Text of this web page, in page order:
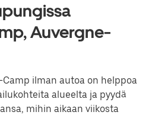
Auvergne-
ilman autoa on helppoa
alueelta ja pyydä
mihin aikaan viikosta